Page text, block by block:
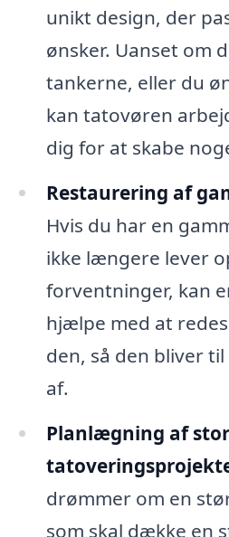
unikt design, der
ønsker. Uanset om
tankerne, eller du
kan tatovøren
dig for at skabe
Restaurering af
Hvis du har en
ikke længere lever
forventninger, kan
hjælpe med at
den, så den bliver
af.
Planlægning af
drømmer om en
som skal dække en